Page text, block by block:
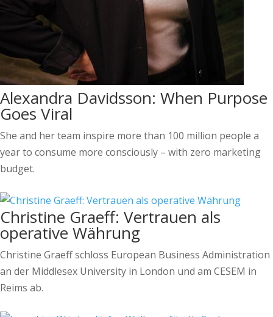
Alexandra Davidsson: When Purpose
Goes Viral
She and her team inspire more than 100 million people a
year to consume more consciously – with zero marketing
budget.
Christine Graeff: Vertrauen als
operative Währung
Christine Graeff schloss European Business Administration
an der Middlesex University in London und am CESEM in
Reims ab.